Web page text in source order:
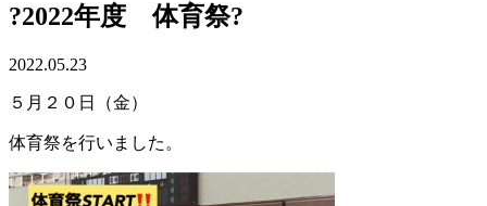
?2022年度 体育祭?
2022.05.23
５月２０日（金）
体育祭を行いました。